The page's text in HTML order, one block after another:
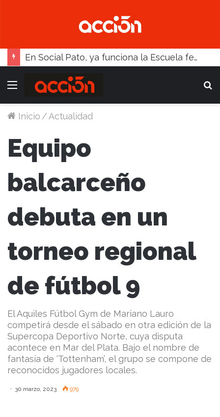
En Social Pato, ya funciona la Escuela femenina de paleta
Menú
Inicio /Actualidad
Equipo
balcarceño
debuta en un
torneo regional
de fútbol 9
El Aquiles Fútbol Gym de Mariano Lauro
competirá desde el sábado en otra edición de la
Supercopa Deportivo Norte, cuya disputa
acontece en Mar del Plata. Bajo el nombre de
fantasía de ‘Tottenham’, el grupo se compone de
reconocidos jugadores locales.
30 marzo, 2023 979